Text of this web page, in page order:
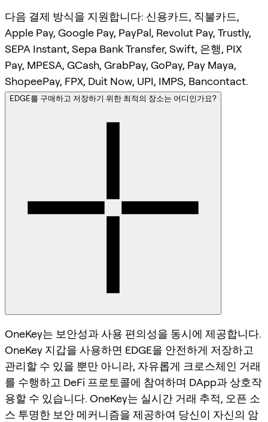
다음 결제 방식을 지원합니다: 신용카드, 직불카드,
Apple Pay, Google Pay, PayPal, Revolut Pay, Trustly,
SEPA Instant, Sepa Bank Transfer, Swift, 은행, PIX
Pay, MPESA, GCash, GrabPay, GoPay, Pay Maya,
ShopeePay, FPX, Duit Now, UPI, IMPS, Bancontact.
EDGE를 구매하고 저장하기 위한 최적의 장소는 어디인가요?
OneKey는 보안성과 사용 편의성을 동시에 제공합니다.
OneKey 지갑을 사용하면 EDGE을 안전하게 저장하고
관리할 수 있을 뿐만 아니라, 자유롭게 크로스체인 거래
를 수행하고 DeFi 프로토콜에 참여하며 DApp과 상호작
용할 수 있습니다. OneKey는 실시간 거래 추적, 오픈 소
스 투명한 보안 메커니즘을 제공하여 당신이 자신의 암